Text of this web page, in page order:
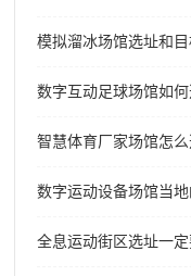
模拟溜冰场馆选址和
数字互动足球场馆如何
智慧体育厂家场馆怎么
数字运动设备场馆当
全息运动街区选址一定